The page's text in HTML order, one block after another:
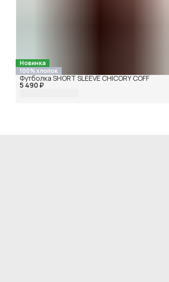
Новинка
100% хлопок
5 490 ₽
Футболка SHORT SLEEVE CHICORY COFF